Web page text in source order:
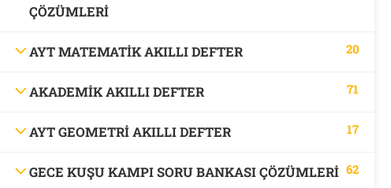
ÇÖZÜMLERİ
AYT MATEMATİK AKILLI DEFTER 20
AKADEMİK AKILLI DEFTER 71
AYT GEOMETRİ AKILLI DEFTER 17
GECE KUŞU KAMPI SORU BANKASI ÇÖZÜMLERİ 62
OABT Matematik